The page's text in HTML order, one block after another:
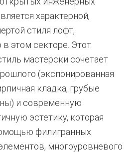
характерной,
стиля лофт,
этом секторе. Этот
мастерски сочетает
(экспонированная
кладка, грубые
и современную
эстетику, которая
филигранных
многоуровневого